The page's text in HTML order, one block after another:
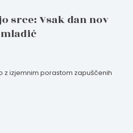
srce: Vsak dan nov
z izjemnim porastom zapuščenih